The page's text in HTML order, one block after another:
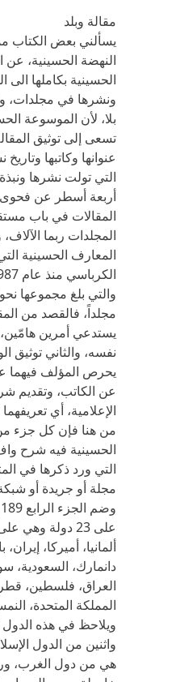
مقالة وبلد
يسألني بعض الكتاب
النهضة الحسينية،
الحسينية بكاملها
ونشرها في مجلدات،
بلا، لأن الموسوعة
تسعى إلى توثيق
عنوانها وكاتبها
التي تولت نشرها
أربعة أسطر عن فحوى
المقالات في باب
المجلدات ربما
المعارف الحسينية
مجلداً، فالقصد من
يستدعي أمرين هامّين،
نفسه، والثاني توثيق
يحرص المؤلف فيهما
عن الكاتب، وتقديم
الإعلامية، أي
من هنا فإن كل جزء
الحسينية فيه شرح
مجلة أو جريدة أو
على 23 دولة وهي
ألمانيا، أميركا،
دانمارك، السعودية،
العراق، فلسطين،
المملكة المتحدة،
ويلاحظ في هذه الدول
واثنين من الدول
هي من دول الغرب،